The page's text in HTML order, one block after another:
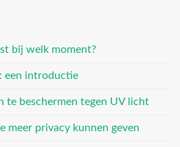
bij welk moment?
een introductie
te beschermen tegen UV licht
meer privacy kunnen geven